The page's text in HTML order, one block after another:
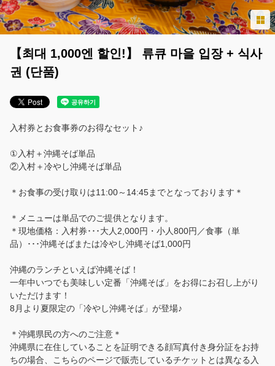
한국어
简体中文
【최대 1,000엔 할인!】 류큐 마을 입장 + 식사
권 (단품)
入村券とお食事券のお得なセット♪
①入村＋沖縄そば単品
②入村＋冷やし沖縄そば単品
＊お食事の受け取りは11:00～14:45までとなっております＊
＊メニューは単品でのご提供となります。
＊現地価格：入村券･･･大人2,000円・小人800円／食事（単
品）･･･沖縄そばまたは冷やし沖縄そば1,000円
沖縄のランチといえば沖縄そば！
一年中いつでも美味しい定番「沖縄そば」をお得にお召し上がり
いただけます！
8月より夏限定の「冷やし沖縄そば」が登場♪
＊沖縄県民の方へのご注意＊
沖縄県に在住していることを証明できる顔写真付き身分証をお持
ちの場合、こちらのページで販売しているチケットとは異なる入